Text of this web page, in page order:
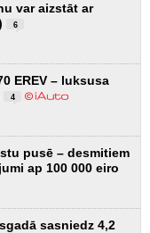
var aizstāt ar
6
EREV – luksusa
4
pusē – desmitiem
ap 100 000 eiro
sasniedz 4,2